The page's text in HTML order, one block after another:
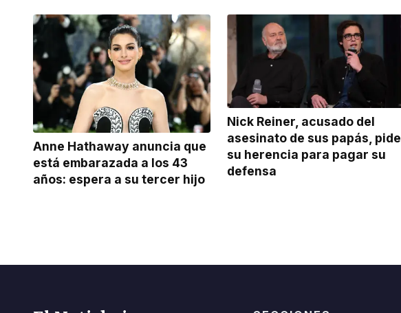
Anne Hathaway anuncia que
está embarazada a los 43
años: espera a su tercer hijo
Nick Reiner, acusado del
asesinato de sus papás, pide
su herencia para pagar su
defensa